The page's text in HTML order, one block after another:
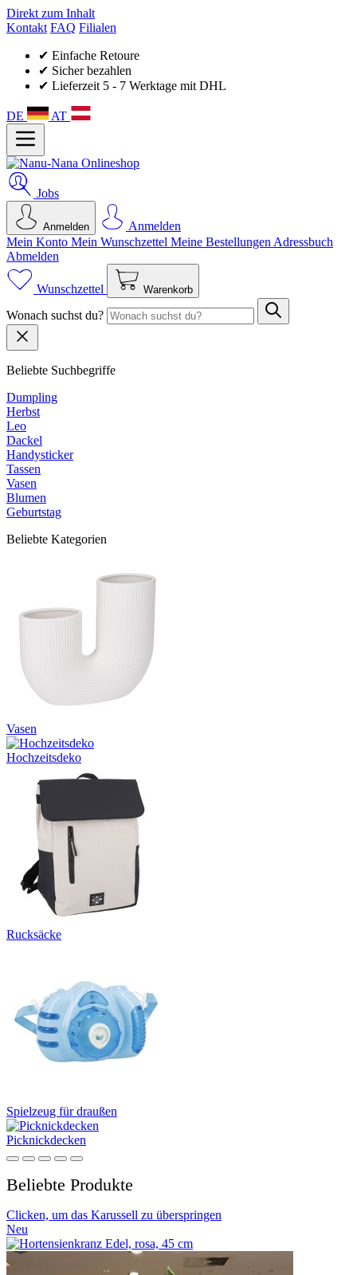
Direkt zum Inhalt
Kontakt FAQ Filialen
✔ Einfache Retoure
✔ Sicher bezahlen
✔ Lieferzeit 5 - 7 Werktage mit DHL
DE AT
Jobs
Anmelden
Anmelden
Mein Konto Mein Wunsch­zettel Meine Bestellungen Adressbuch
Abmelden
Wunschzettel Warenkorb
Wonach suchst du?
Beliebte Suchbegriffe
Dumpling
Herbst
Leo
Dackel
Handysticker
Tassen
Vasen
Blumen
Geburtstag
Beliebte Kategorien
Vasen
Hochzeitsdeko
Rucksäcke
Spielzeug für draußen
Picknickdecken
Beliebte Produkte
Clicken, um das Karussell zu überspringen
Neu